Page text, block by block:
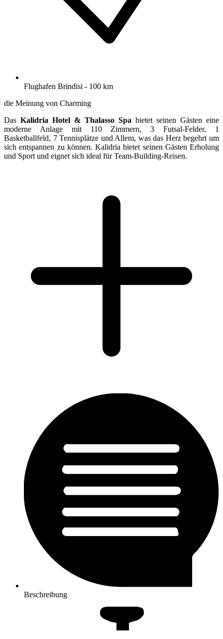
Flughafen Brindisi - 100 km
die Meinung von Charming
Das Kalidria Hotel & Thalasso Spa bietet seinen Gästen eine
moderne Anlage mit 110 Zimmern, 3 Futsal-Felder, 1
Basketballfeld, 7 Tennisplätze und Allem, was das Herz begehrt um
sich entspannen zu können. Kalidria bietet seinen Gästen Erholung
und Sport und eignet sich ideal für Team-Building-Reisen.
Beschreibung